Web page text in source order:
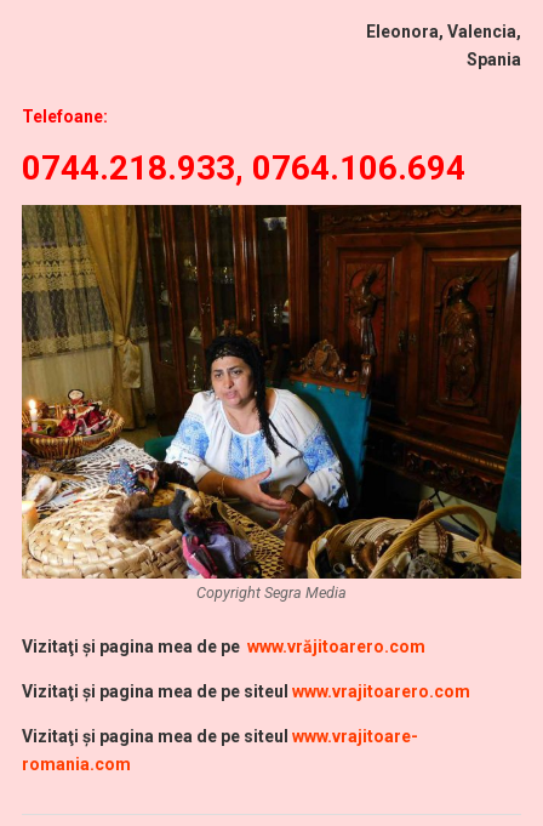
Eleonora, Valencia,
Spania
Telefoane:
0744.218.933, 0764.106.694
Copyright Segra Media
Vizitaţi şi pagina mea de pe www.vrăjitoarero.com
Vizitaţi şi pagina mea de pe siteul www.vrajitoarero.com
Vizitaţi şi pagina mea de pe siteul www.vrajitoare-
romania.com